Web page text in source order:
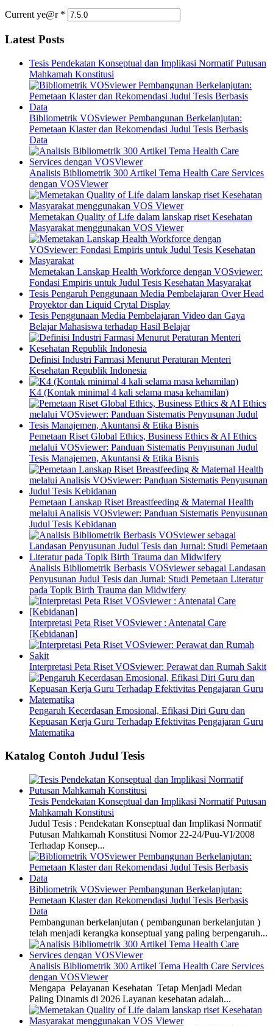
Current ye@r *
Latest Posts
Tesis Pendekatan Konseptual dan Implikasi Normatif Putusan
Mahkamah Konstitusi
Bibliometrik VOSviewer Pembangunan Berkelanjutan:
Pemetaan Klaster dan Rekomendasi Judul Tesis Berbasis
Data
Analisis Bibliometrik 300 Artikel Tema Health Care Services
dengan VOSViewer
Memetakan Quality of Life dalam lanskap riset Kesehatan
Masyarakat menggunakan VOS Viewer
Memetakan Lanskap Health Workforce dengan VOSviewer:
Fondasi Empiris untuk Judul Tesis Kesehatan Masyarakat
Tesis Pengaruh Penggunaan Media Pembelajaran Over Head
Proyektor dan Liquid Crytal Display
Tesis Penggunaan Media Pembelajaran Video dan Gaya
Belajar Mahasiswa terhadap Hasil Belajar
Definisi Industri Farmasi Menurut Peraturan Menteri
Kesehatan Republik Indonesia
K4 (Kontak minimal 4 kali selama masa kehamilan)
Pemetaan Riset Global Ethics, Business Ethics & AI Ethics
melalui VOSviewer: Panduan Sistematis Penyusunan Judul
Tesis Manajemen, Akuntansi & Etika Bisnis
Pemetaan Lanskap Riset Breastfeeding & Maternal Health
melalui Analisis VOSviewer: Panduan Sistematis Penyusunan
Judul Tesis Kebidanan
Analisis Bibliometrik Berbasis VOSviewer sebagai Landasan
Penyusunan Judul Tesis dan Jurnal: Studi Pemetaan Literatur
pada Topik Birth Trauma dan Midwifery
Interpretasi Peta Riset VOSviewer : Antenatal Care
[Kebidanan]
Interpretasi Peta Riset VOSviewer: Perawat dan Rumah Sakit
Pengaruh Kecerdasan Emosional, Efikasi Diri Guru dan
Kepuasan Kerja Guru Terhadap Efektivitas Pengajaran Guru
Matematika
Katalog Contoh Judul Tesis
Tesis Pendekatan Konseptual dan Implikasi Normatif Putusan
Mahkamah Konstitusi
Judul Tesis : Pendekatan Konseptual dan Implikasi Normatif
Putusan Mahkamah Konstitusi Nomor 22-24/Puu-VI/2008
Terhadap Konsep...
Bibliometrik VOSviewer Pembangunan Berkelanjutan:
Pemetaan Klaster dan Rekomendasi Judul Tesis Berbasis
Data
Pembangunan berkelanjutan ( pembangunan berkelanjutan )
telah menjadi kerangka konseptual yang paling berpengaruh...
Analisis Bibliometrik 300 Artikel Tema Health Care Services
dengan VOSViewer
Mengapa Pelayanan Kesehatan Tetap Menjadi Medan
Paling Dinamis di 2026 Layanan kesehatan adalah...